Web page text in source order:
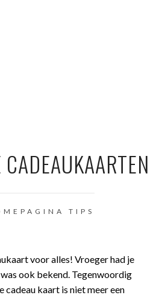
TIPS
voor alles! Vroeger had je
ook bekend. Tegenwoordig
cadeau kaart is niet meer een